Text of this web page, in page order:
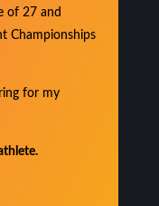
of 27 and
Championships
for my